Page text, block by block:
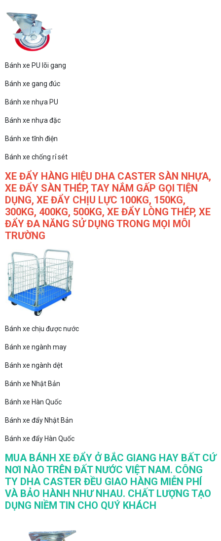
Bánh xe PU lõi gang
Bánh xe gang đúc
Bánh xe nhựa PU
Bánh xe nhựa đặc
Bánh xe tĩnh điện
Bánh xe chống rỉ sét
XE ĐẨY HÀNG HIỆU DHA CASTER SÀN NHỰA,
XE ĐẨY SÀN THÉP, TAY NẮM GẤP GỌI TIỆN
DỤNG, XE ĐẨY CHỊU LỰC 100KG, 150KG,
300KG, 400KG, 500KG, XE ĐẨY LÒNG THÉP, XE
ĐẨY ĐA NĂNG SỬ DỤNG TRONG MỌI MÔI
TRƯỜNG
Bánh xe chịu được nước
Bánh xe ngành may
Bánh xe ngành dệt
Bánh xe Nhật Bản
Bánh xe Hàn Quốc
Bánh xe đẩy Nhật Bản
Bánh xe đẩy Hàn Quốc
MUA BÁNH XE ĐẨY Ở BẮC GIANG HAY BẤT CỨ
NƠI NÀO TRÊN ĐẤT NƯỚC VIỆT NAM. CÔNG
TY DHA CASTER ĐỀU GIAO HÀNG MIỄN PHÍ
VÀ BẢO HÀNH NHƯ NHAU. CHẤT LƯỢNG TẠO
DỤNG NIỀM TIN CHO QUÝ KHÁCH